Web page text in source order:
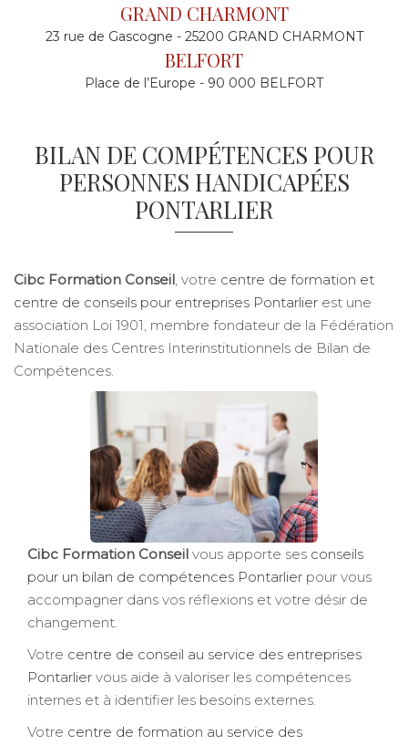
GRAND CHARMONT
23 rue de Gascogne - 25200 GRAND CHARMONT
BELFORT
Place de l’Europe - 90 000 BELFORT
BILAN DE COMPÉTENCES POUR
PERSONNES HANDICAPÉES
PONTARLIER
Cibc Formation Conseil, votre centre de formation et
centre de conseils pour entreprises Pontarlier est une
association Loi 1901, membre fondateur de la Fédération
Nationale des Centres Interinstitutionnels de Bilan de
Compétences.
Cibc Formation Conseil vous apporte ses conseils
pour un bilan de compétences Pontarlier pour vous
accompagner dans vos réflexions et votre désir de
changement.
Votre centre de conseil au service des entreprises
Pontarlier vous aide à valoriser les compétences
internes et à identifier les besoins externes.
Votre centre de formation au service des